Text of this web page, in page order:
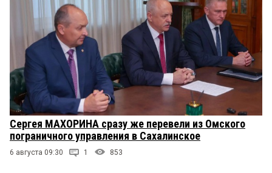
Сергея МАХОРИНА сразу же перевели из Омского
пограничного управления в Сахалинское
6 августа 09:30 1 853